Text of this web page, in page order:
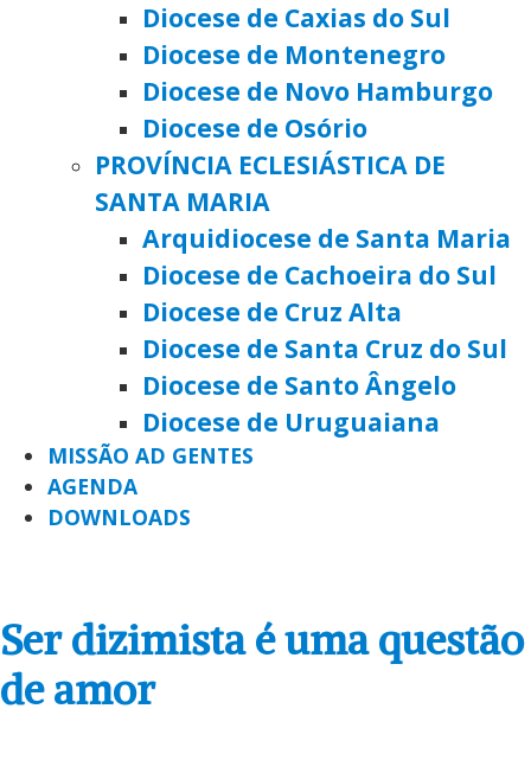
Diocese de Caxias do Sul
Diocese de Montenegro
Diocese de Novo Hamburgo
Diocese de Osório
PROVÍNCIA ECLESIÁSTICA DE
SANTA MARIA
Arquidiocese de Santa Maria
Diocese de Cachoeira do Sul
Diocese de Cruz Alta
Diocese de Santa Cruz do Sul
Diocese de Santo Ângelo
Diocese de Uruguaiana
MISSÃO AD GENTES
AGENDA
DOWNLOADS
Ser dizimista é uma questão
de amor